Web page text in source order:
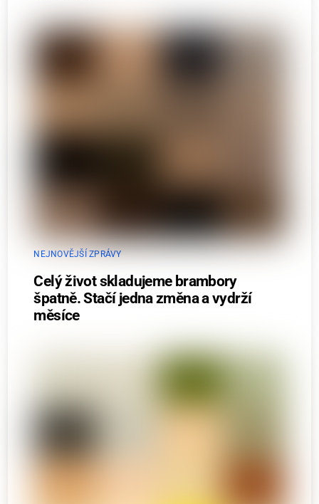
NEJNOVĚJŠÍ ZPRÁVY
Celý život skladujeme brambory
špatně. Stačí jedna změna a vydrží
měsíce